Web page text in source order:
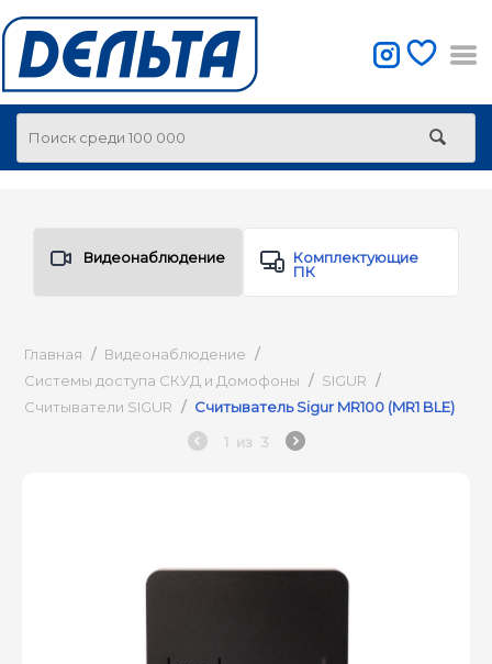
Видеонаблюдение
Комплектующие
ПК
Главная / Видеонаблюдение /
Системы доступа СКУД и Домофоны / SIGUR /
Считыватели SIGUR / Считыватель Sigur MR100 (MR1 BLE)
1 из 3